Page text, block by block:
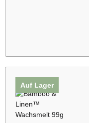
Auf Lager